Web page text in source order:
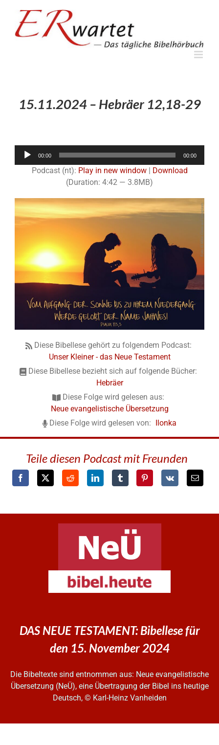
springen
15.11.2024 – Hebräer 12,18-29
00:00 00:00
Podcast (nt): Play in new window| Download
(Duration: 4:42 — 3.8MB)
Diese Bibellese gehört zu folgendem Podcast:
Unser Kleiner - das Neue Testament
Diese Bibellese bezieht sich auf folgende Bücher:
Hebräer
Diese Folge wird gelesen aus:
Neue evangelistische Übersetzung
Diese Folge wird gelesen von: Ilonka
Teile diesen Podcast mit Freunden
DAS NEUE TESTAMENT: Bibellese für
den 15. November 2024
Die Bibeltexte sind entnommen aus: Neue evangelistische
Übersetzung (NeÜ), eine Übertragung der Bibel ins heutige
Deutsch, © Karl-Heinz Vanheiden